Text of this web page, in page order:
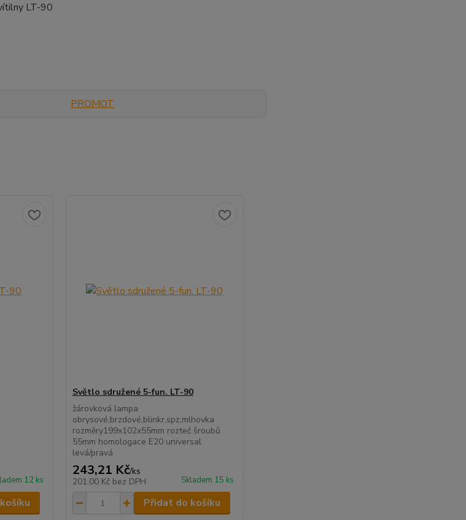
LT-90
PROMOT
12 ks
Světlo sdružené 5-fun. LT-90
žárovková lampa
obrysové,brzdové,blinkr,spz,mlhovka
rozměry199x102x55mm rozteč šroubů
55mm homologace E20 universal
levá/pravá
243,21 Kč/ks
201,00 Kč bez DPH Skladem 15 ks
Přidat do košíku